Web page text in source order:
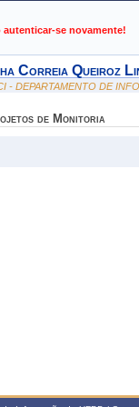
autenticar-se novamente!
Correia Queiroz
- DEPARTAMENTO DE
de Monitoria